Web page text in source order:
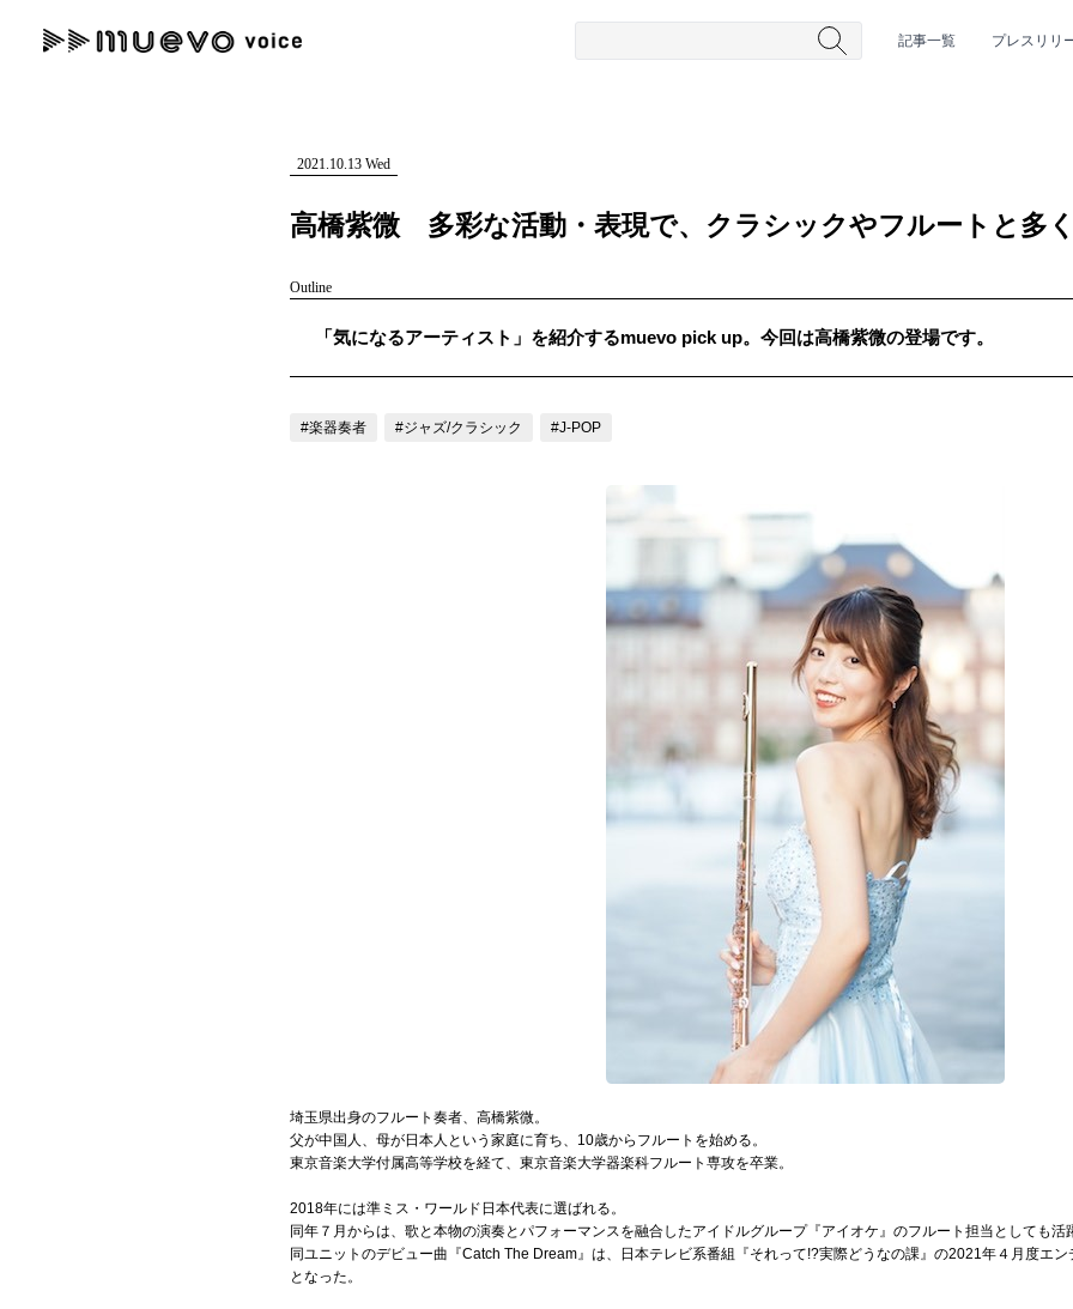
記事一覧 プレスリリ
#女性SSW #ロック #男性シンガー #HR/HM #女性シンガー #ヒップホップ #男性シンガーグルー
"読者の声を形にする”音楽特化メディア
2021.10.13 Wed
高橋紫微 多彩な活動・表現で、クラシックやフルートと多
Outline
「気になるアーティスト」を紹介するmuevo pick up。今回は高橋紫微の登場です。
#楽器奏者 #ジャズ/クラシック #J-POP
埼玉県出身のフルート奏者、高橋紫微。
父が中国人、母が日本人という家庭に育ち、10歳からフルートを始める。
東京音楽大学付属高等学校を経て、東京音楽大学器楽科フルート専攻を卒業。
2018年には準ミス・ワールド日本代表に選ばれる。
同年７月からは、歌と本物の演奏とパフォーマンスを融合したアイドルグループ『アイオケ』のフルート担当としても活
同ユニットのデビュー曲『Catch The Dream』は、日本テレビ系番組『それって!?実際どうなの課』の2021年４月度エン
となった。